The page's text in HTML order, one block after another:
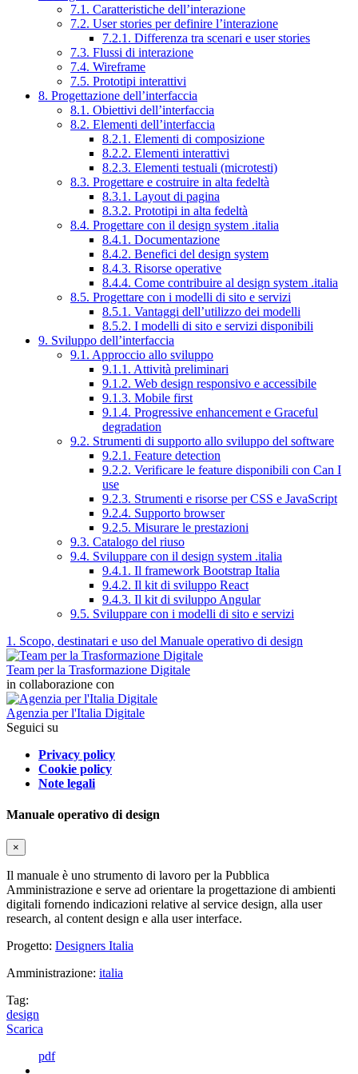
7.1. Caratteristiche dell’interazione
7.2. User stories per definire l’interazione
7.2.1. Differenza tra scenari e user stories
7.3. Flussi di interazione
7.4. Wireframe
7.5. Prototipi interattivi
8. Progettazione dell’interfaccia
8.1. Obiettivi dell’interfaccia
8.2. Elementi dell’interfaccia
8.2.1. Elementi di composizione
8.2.2. Elementi interattivi
8.2.3. Elementi testuali (microtesti)
8.3. Progettare e costruire in alta fedeltà
8.3.1. Layout di pagina
8.3.2. Prototipi in alta fedeltà
8.4. Progettare con il design system .italia
8.4.1. Documentazione
8.4.2. Benefici del design system
8.4.3. Risorse operative
8.4.4. Come contribuire al design system .italia
8.5. Progettare con i modelli di sito e servizi
8.5.1. Vantaggi dell’utilizzo dei modelli
8.5.2. I modelli di sito e servizi disponibili
9. Sviluppo dell’interfaccia
9.1. Approccio allo sviluppo
9.1.1. Attività preliminari
9.1.2. Web design responsivo e accessibile
9.1.3. Mobile first
9.1.4. Progressive enhancement e Graceful
degradation
9.2. Strumenti di supporto allo sviluppo del software
9.2.1. Feature detection
9.2.2. Verificare le feature disponibili con Can I
use
9.2.3. Strumenti e risorse per CSS e JavaScript
9.2.4. Supporto browser
9.2.5. Misurare le prestazioni
9.3. Catalogo del riuso
9.4. Sviluppare con il design system .italia
9.4.1. Il framework Bootstrap Italia
9.4.2. Il kit di sviluppo React
9.4.3. Il kit di sviluppo Angular
9.5. Sviluppare con i modelli di sito e servizi
1. Scopo, destinatari e uso del Manuale operativo di design
Team per la Trasformazione Digitale
in collaborazione con
Agenzia per l'Italia Digitale
Seguici su
Privacy policy
Cookie policy
Note legali
Manuale operativo di design
×
Il manuale è uno strumento di lavoro per la Pubblica
Amministrazione e serve ad orientare la progettazione di ambienti
digitali fornendo indicazioni relative al service design, alla user
research, al content design e alla user interface.
Progetto: Designers Italia
Amministrazione: italia
Tag:
design
Scarica
pdf